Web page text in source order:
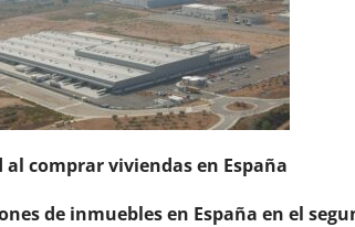
comprar viviendas en España
de inmuebles en España en el